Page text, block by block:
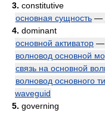
3. constitutive
основная сущность —
4. dominant
основной активатор —
волновод основной
связь на основной
волновод основного
waveguid
5. governing